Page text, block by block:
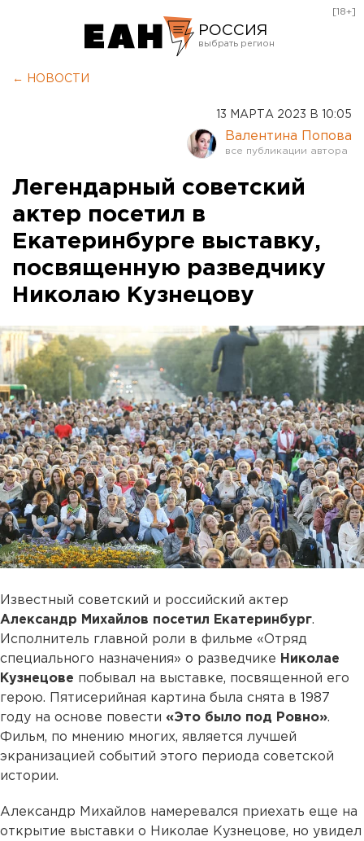
РОССИЯ
Курган
Оренбург
[18+]
← НОВОСТИ
13 МАРТА 2023 В 10:05
Валентина Попова
Легендарный советский
актер посетил в
Екатеринбурге выставку,
посвященную разведчику
Николаю Кузнецову
Известный советский и российский актер
Александр Михайлов посетил Екатеринбург.
Исполнитель главной роли в фильме «Отряд
специального назначения» о разведчике Николае
Кузнецове побывал на выставке, посвященной его
герою. Пятисерийная картина была снята в 1987
году на основе повести «Это было под Ровно».
Фильм, по мнению многих, является лучшей
экранизацией событий этого периода советской
истории.
Александр Михайлов намеревался приехать еще на
открытие выставки о Николае Кузнецове, но увидел